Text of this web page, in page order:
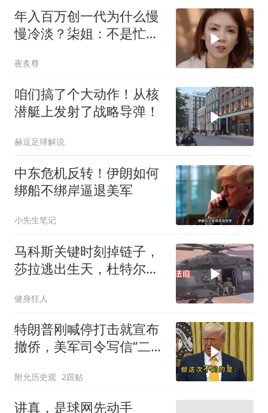
年入百万创一代为什么慢
慢冷淡？柒姐：不是忙是
夜炙尊
咱们搞了个大动作！从核
潜艇上发射了战略导弹！
赫逗足球解说
中东危机反转！伊朗如何
绑船不绑岸逼退美军
小先生笔记
马科斯关键时刻掉链子，
莎拉逃出生天，杜特尔特
健身狂人
特朗普刚喊停打击就宣布
撤侨，美军司令写信“二选
吗？
附允历史观 2跟贴
讲真，是球网先动手